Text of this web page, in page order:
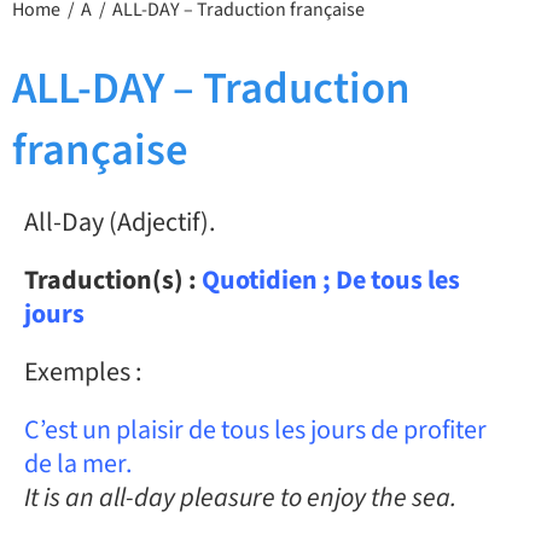
Home A ALL-DAY – Traduction française
ALL-DAY – Traduction
française
All-Day (Adjectif).
Traduction(s) :Quotidien ; De tous les
jours
Exemples :
C’est un plaisir de tous les jours de profiter
de la mer.
It is an all-day pleasure to enjoy the sea.